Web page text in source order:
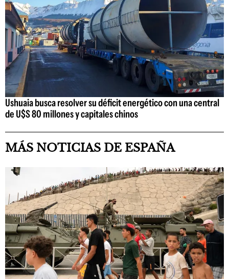
Ushuaia busca resolver su déficit energético con una central
de U$S 80 millones y capitales chinos
MÁS NOTICIAS DE ESPAÑA